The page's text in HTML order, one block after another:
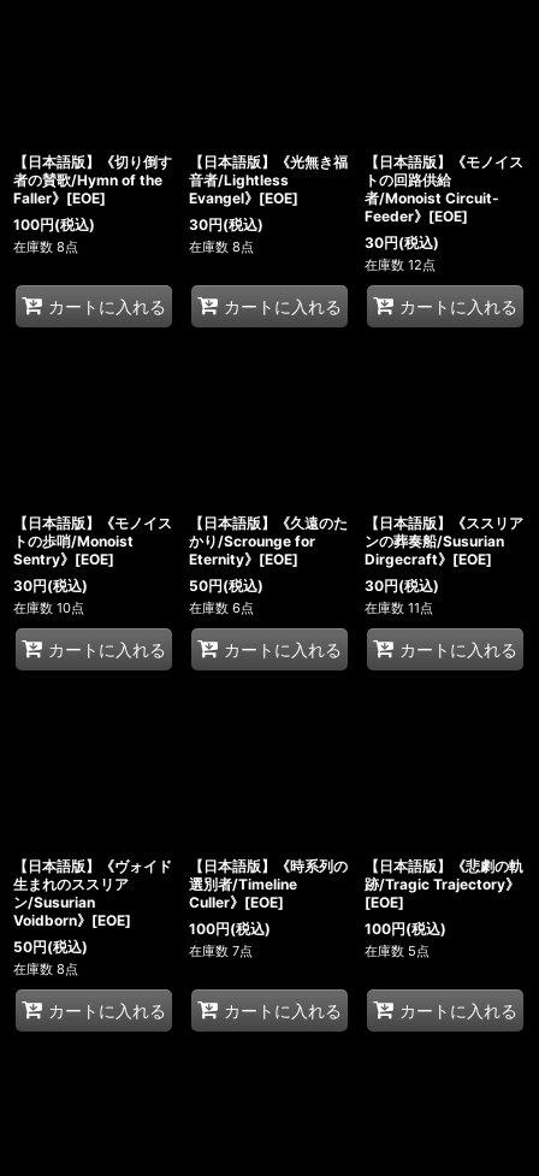
【日本語版】《切り倒す
者の賛歌/Hymn of the
Faller》[EOE]
100円(税込)
在庫数 8点
カートに入れる
【日本語版】《光無き福
音者/Lightless
Evangel》[EOE]
30円(税込)
在庫数 8点
カートに入れる
【日本語版】《モノイス
トの回路供給
者/Monoist Circuit-
Feeder》[EOE]
30円(税込)
在庫数 12点
カートに入れる
【日本語版】《モノイス
トの歩哨/Monoist
Sentry》[EOE]
30円(税込)
在庫数 10点
カートに入れる
【日本語版】《久遠のた
かり/Scrounge for
Eternity》[EOE]
50円(税込)
在庫数 6点
カートに入れる
【日本語版】《ススリア
ンの葬奏船/Susurian
Dirgecraft》[EOE]
30円(税込)
在庫数 11点
カートに入れる
【日本語版】《ヴォイド
生まれのススリア
ン/Susurian
Voidborn》[EOE]
50円(税込)
在庫数 8点
カートに入れる
【日本語版】《時系列の
選別者/Timeline
Culler》[EOE]
100円(税込)
在庫数 7点
カートに入れる
【日本語版】《悲劇の軌
跡/Tragic Trajectory》
[EOE]
100円(税込)
在庫数 5点
カートに入れる